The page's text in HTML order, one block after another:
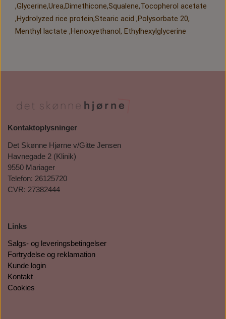
,Glycerine,Urea,Dimethicone,Squalene,Tocopherol acetate
,Hydrolyzed rice protein,Stearic acid ,Polysorbate 20,
Menthyl lactate ,Henoxyethanol, Ethylhexylglycerine
Kontaktoplysninger
Det Skønne Hjørne v/Gitte Jensen
Havnegade 2 (Klinik)
9550 Mariager
Telefon: 26125720
CVR: 27382444
Links
Salgs- og leveringsbetingelser
Fortrydelse og reklamation
Kunde login
Kontakt
Cookies